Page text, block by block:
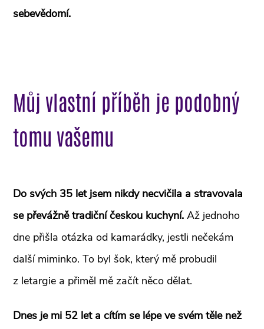
sebevědomí.
Můj vlastní příběh je podobný
tomu vašemu
Do svých 35 let jsem nikdy necvičila a stravovala
se převážně tradiční českou kuchyní. Až jednoho
dne přišla otázka od kamarádky, jestli nečekám
další miminko. To byl šok, který mě probudil
z letargie a přiměl mě začít něco dělat.
Dnes je mi 52 let a cítím se lépe ve svém těle než